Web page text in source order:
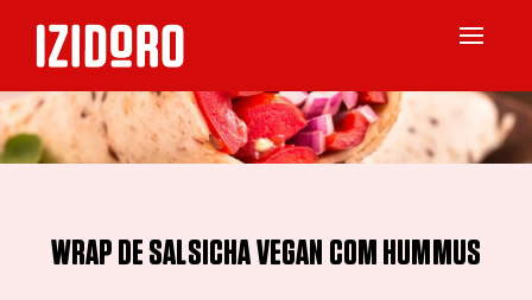
Toggle
WRAP DE SALSICHA VEGAN COM HUMMUS